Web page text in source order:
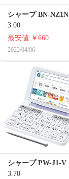
シャープ BN-NZ1N
3.00
最安値 ￥660
2022/04/06
シャープ PW-J1-V
3.70